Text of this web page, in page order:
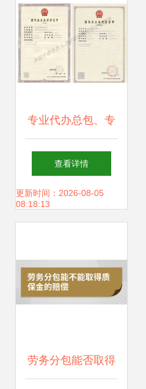
专业代办总包、专
业承包与劳务分包
资质全解析 一站式
查看详情
更新时间：2026-08-05
08:18:13
劳务分包能否取得